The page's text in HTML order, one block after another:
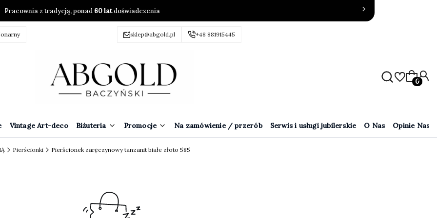
Pracownia z tradycją, ponad 60 latdoświadczenia
sklep@abgold.pl +48 881915445
Vintage Art-deco Biżuteria Promocje Na zamówienie / przerób Serwis i usługi jubilerskie O Nas Opinie
Pierścionki Pierścionek zaręczynowy tanzanit białe złoto 585